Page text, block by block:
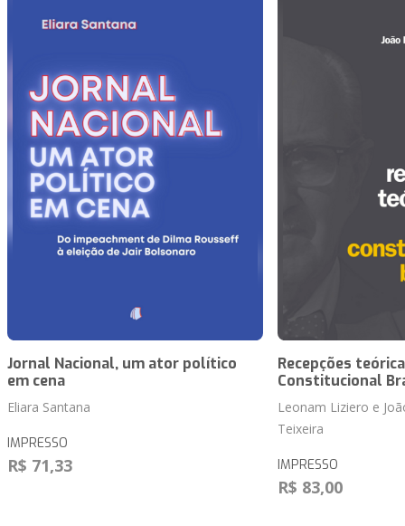
Jornal Nacional, um ator político
em cena
Eliara Santana
IMPRESSO
R$ 71,33
Recepções
Constitucional
Leonam Liziero e
Teixeira
IMPRESSO
R$ 83,00